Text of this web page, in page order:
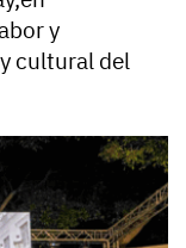
y
cultural del